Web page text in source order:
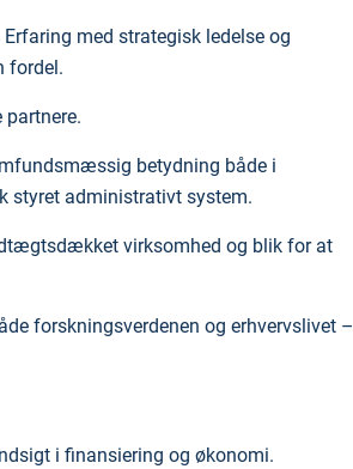
med strategisk ledelse og
fordel.
partnere.
betydning både i
styret administrativt system.
virksomhed og blik for at
forskningsverdenen og erhvervslivet –
i finansiering og økonomi.